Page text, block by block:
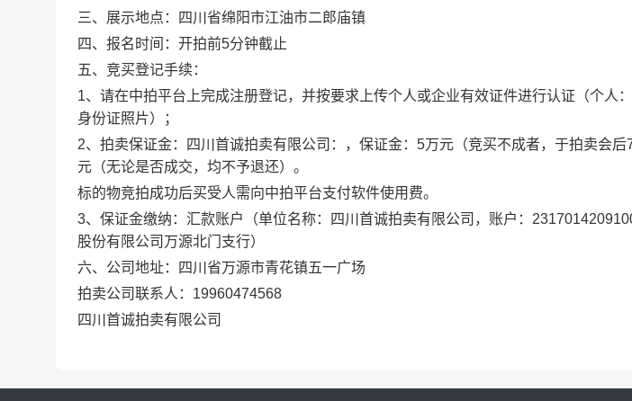
三、展示地点：
四川省绵阳市江油市二郎庙镇
四、报名时间： 开拍前5分钟截止
五、竞买登记手续：
1、请在中拍平台上完成注册登记，并按要求上传个人或企业有效证件进行认证（个人
身份证照片）；
2、拍卖保证金：四川首诚拍卖有限公司：
，保证金：5万元（竞买不成者，于拍卖会
元（无论是否成交，均不予退还）。
标的物竞拍成功后买受人需向中拍平台支付软件使用费。
3、保证金缴纳：汇款账户（单位名称：四川首诚拍卖有限公司，账户：
股份有限公司万源北门支行）
六、公司地址：四川省万源市青花镇五一广场
拍卖公司联系人：19960474568
四川首诚拍卖有限公司